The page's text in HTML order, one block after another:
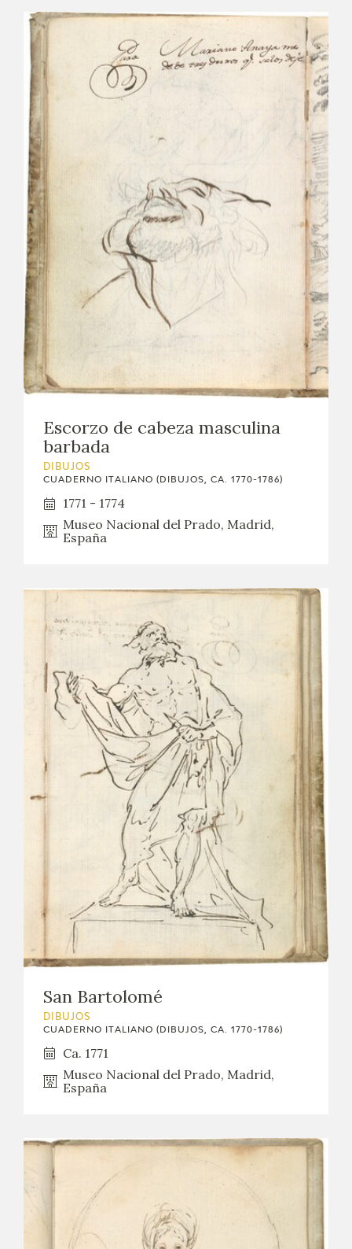
Escorzo de cabeza masculina
barbada
DIBUJOS
CUADERNO ITALIANO (DIBUJOS, CA. 1770-1786)
1771 - 1774
Museo Nacional del Prado, Madrid,
España
San Bartolomé
DIBUJOS
CUADERNO ITALIANO (DIBUJOS, CA. 1770-1786)
Ca. 1771
Museo Nacional del Prado, Madrid,
España